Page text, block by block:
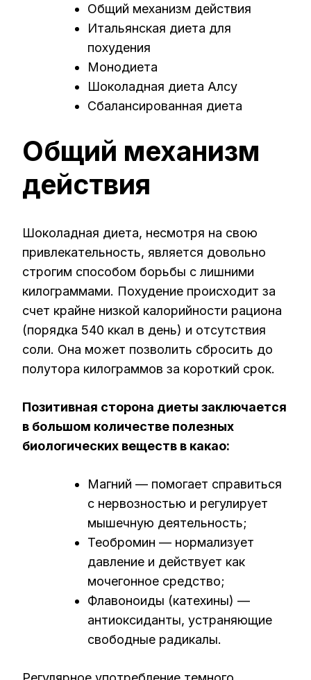
Общий механизм действия
Итальянская диета для
похудения
Монодиета
Шоколадная диета Алсу
Сбалансированная диета
Общий механизм
действия
Шоколадная диета, несмотря на свою
привлекательность, является довольно
строгим способом борьбы с лишними
килограммами. Похудение происходит за
счет крайне низкой калорийности рациона
(порядка 540 ккал в день) и отсутствия
соли. Она может позволить сбросить до
полутора килограммов за короткий срок.
Позитивная сторона диеты заключается
в большом количестве полезных
биологических веществ в какао:
Магний — помогает справиться
с нервозностью и регулирует
мышечную деятельность;
Теобромин — нормализует
давление и действует как
мочегонное средство;
Флавоноиды (катехины) —
антиоксиданты, устраняющие
свободные радикалы.